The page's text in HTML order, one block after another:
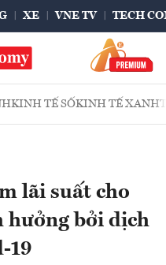
XE VNE TV TECH
KINH TẾ SỐKINH TẾ XANH
lãi suất cho
hưởng bởi dịch
19